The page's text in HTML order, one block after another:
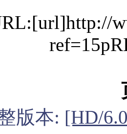
版本: [HD/